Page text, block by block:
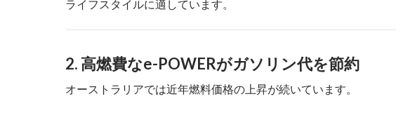
ライフスタイルに適しています。
2. 高燃費なe-POWERがガソリン代を節約
オーストラリアでは近年燃料価格の上昇が続いています。